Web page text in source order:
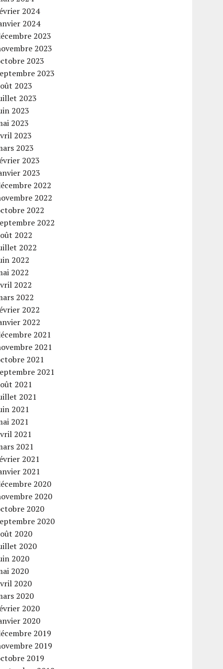
2024
2024
2023
2023
2023
2023
2023
2023
2023
2023
2023
2023
2023
2023
2022
2022
2022
2022
2022
2022
2022
2022
2022
2022
2022
2022
2021
2021
2021
2021
2021
2021
2021
2021
2021
2021
2021
2021
2020
2020
2020
2020
2020
2020
2020
2020
2020
2020
2020
2020
2019
2019
2019